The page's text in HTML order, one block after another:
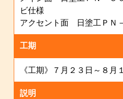
ビ仕様
アクセント面 日塗工ＰＮ
工期
《工期》７月２３日～８月
説明